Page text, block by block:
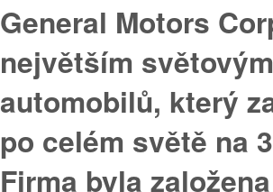
General Motors
největším
automobilů, který
po celém světě na
Firma byla